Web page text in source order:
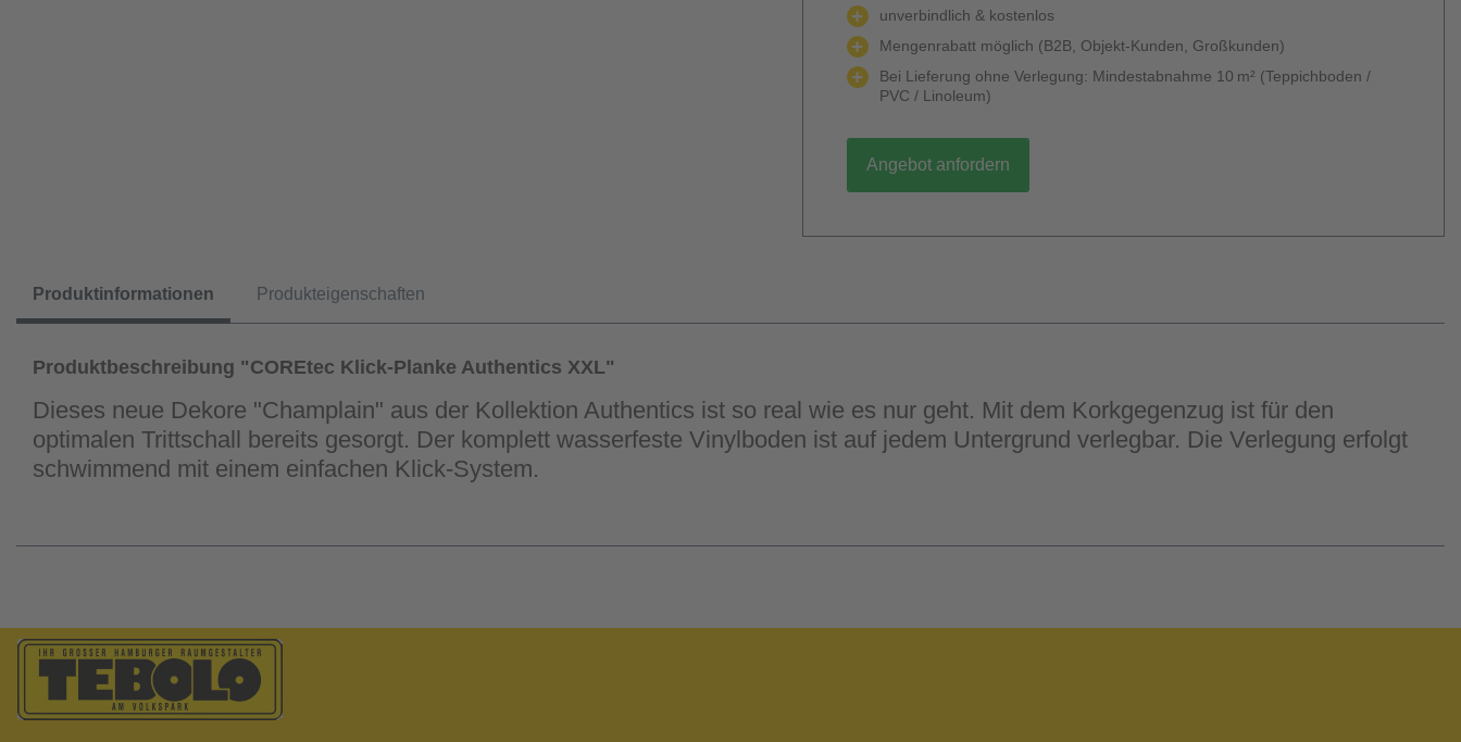
unverbindlich & kostenlos
Mengenrabatt möglich (B2B, Objekt-Kunden, Großkunden)
Bei Lieferung ohne Verlegung: Mindestabnahme 10 m² (Teppichboden /
PVC / Linoleum)
Angebot anfordern
Produktinformationen Produkteigenschaften
Produktbeschreibung "COREtec Klick-Planke Authentics XXL"
Dieses neue Dekore "Champlain" aus der Kollektion Authentics ist so real wie es nur geht. Mit dem Korkgegenzug ist für den
optimalen Trittschall bereits gesorgt. Der komplett wasserfeste Vinylboden ist auf jedem Untergrund verlegbar. Die Verlegung erfolgt
schwimmend mit einem einfachen Klick-System.